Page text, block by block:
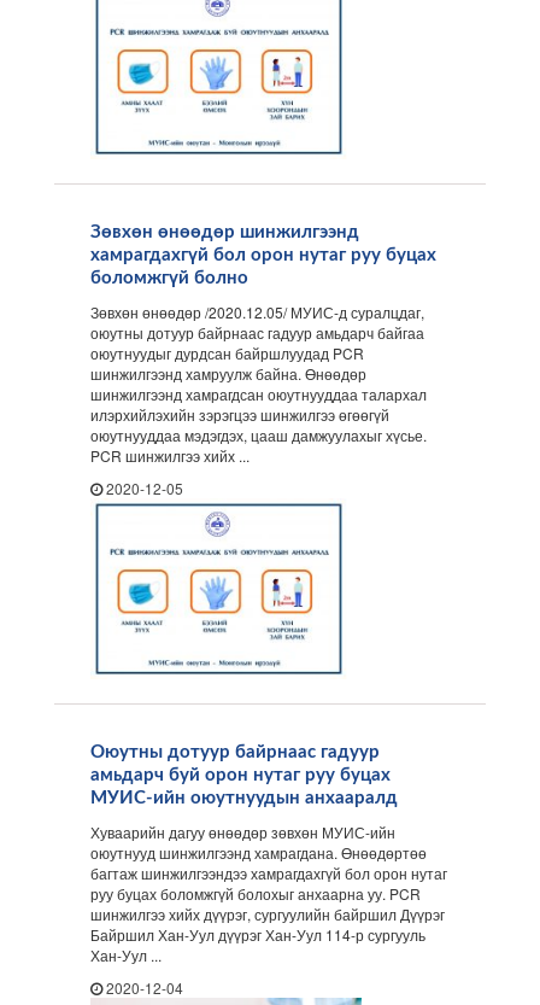
Зөвхөн өнөөдөр шинжилгээнд
хамрагдахгүй бол орон нутаг руу буцах
боломжгүй болно
Зөвхөн өнөөдөр /2020.12.05/ МУИС-д суралцдаг,
оюутны дотуур байрнаас гадуур амьдарч байгаа
оюутнуудыг дурдсан байршлуудад PCR
шинжилгээнд хамруулж байна. Өнөөдөр
шинжилгээнд хамрагдсан оюутнууддаа талархал
илэрхийлэхийн зэрэгцээ шинжилгээ өгөөгүй
оюутнууддаа мэдэгдэх, цааш дамжуулахыг хүсье.
PCR шинжилгээ хийх ...
2020-12-05
Оюутны дотуур байрнаас гадуур
амьдарч буй орон нутаг руу буцах
МУИС-ийн оюутнуудын анхааралд
Хуваарийн дагуу өнөөдөр зөвхөн МУИС-ийн
оюутнууд шинжилгээнд хамрагдана. Өнөөдөртөө
багтаж шинжилгээндээ хамрагдахгүй бол орон нутаг
руу буцах боломжгүй болохыг анхаарна уу. PCR
шинжилгээ хийх дүүрэг, сургуулийн байршил Дүүрэг
Байршил Хан-Уул дүүрэг Хан-Уул 114-р сургууль
Хан-Уул ...
2020-12-04